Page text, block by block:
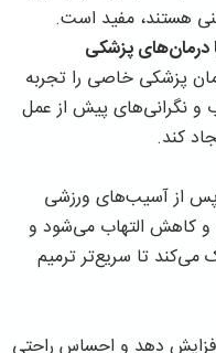
هستند، مفید است.
پزشکی
پزشکی خاصی را تجربه
و نگرانی‌های پیش از عمل
کند.
پس از آسیب‌های ورزشی
و کاهش التهاب می‌شود و
تا سریع‌تر ترمیم
دهد و احساس راحتی